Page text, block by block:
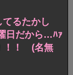
るたかし
日だから…ﾊｧ
！！ (名無